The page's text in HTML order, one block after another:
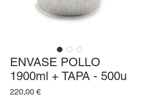
ENVASE POLLO
1900ml + TAPA - 500u
220,00 €Precio